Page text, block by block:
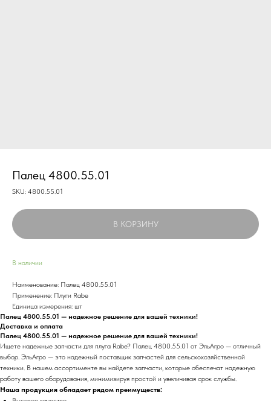
Палец 4800.55.01
SKU: 4800.55.01
В КОРЗИНУ
В наличии
Наименование: Палец 4800.55.01
Применение: Плуги Rabe
Единица измерения: шт
Палец 4800.55.01 — надежное решение для вашей техники!
Доставка и оплата
Палец 4800.55.01 — надежное решение для вашей техники!
Ищете надежные запчасти для плуга Rabe? Палец 4800.55.01 от ЭльАгро — отличный
выбор. ЭльАгро — это надежный поставщик запчастей для сельскохозяйственной
техники. В нашем ассортименте вы найдете запчасти, которые обеспечат надежную
работу вашего оборудования, минимизируя простой и увеличивая срок службы.
Наша продукция обладает рядом преимуществ: